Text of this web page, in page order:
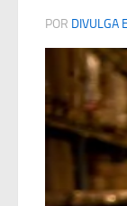
POR DIVULGA